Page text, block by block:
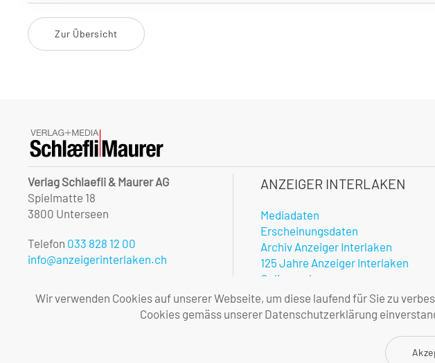
Zur Übersicht
Verlag Schlaefli & Maurer AG
Spielmatte 18
3800 Unterseen
Telefon 033 828 12 00
info@anzeigerinterlaken.ch
Montag – Freitag
08.00 – 12.00 und 13.30 – 17.00 Uhr
ANZEIGER INTERLAKEN
Mediadaten
Erscheinungsdaten
Archiv Anzeiger Interlaken
125 Jahre Anzeiger Interlaken
Onlinerechner
Notfalldienste
Vorteile amtlicher Anzeiger
Wir verwenden Cookies auf unserer Webseite, um diese laufend für Sie zu
Cookies gemäss unserer Datenschutzerklärung